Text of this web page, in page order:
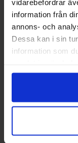
vidarebefordrar
information från
annons- och
Dessa kan i sin
information som